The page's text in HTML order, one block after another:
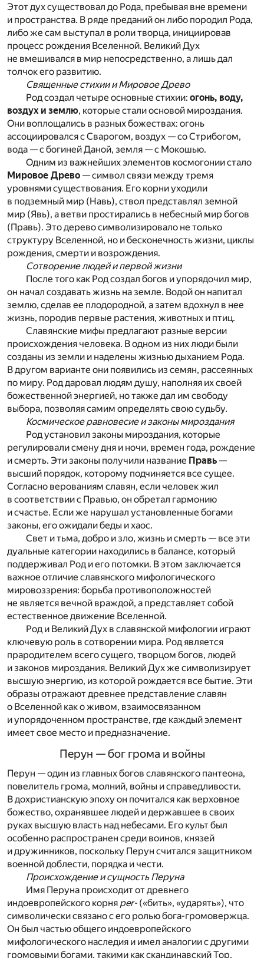
Этот дух существовал до Рода, пребывая вне времени
и пространства. В ряде преданий он либо породил Рода,
либо же сам выступал в роли творца, инициировав
процесс рождения Вселенной. Великий Дух
не вмешивался в мир непосредственно, а лишь дал
толчок его развитию.
Священные стихии и Мировое Древо
Род создал четыре основные стихии: огонь, воду,
воздух и землю, которые стали основой мироздания.
Они воплощались в разных божествах: огонь
ассоциировался с Сварогом, воздух — со Стрибогом,
вода — с богиней Даной, земля — с Мокошью.
Одним из важнейших элементов космогонии стало
Мировое Древо — символ связи между тремя
уровнями существования. Его корни уходили
в подземный мир (Навь), ствол представлял земной
мир (Явь), а ветви простирались в небесный мир богов
(Правь). Это дерево символизировало не только
структуру Вселенной, но и бесконечность жизни, циклы
рождения, смерти и возрождения.
Сотворение людей и первой жизни
После того как Род создал богов и упорядочил мир,
он начал создавать жизнь на земле. Водой он напитал
землю, сделав ее плодородной, а затем вдохнул в нее
жизнь, породив первые растения, животных и птиц.
Славянские мифы предлагают разные версии
происхождения человека. В одном из них люди были
созданы из земли и наделены жизнью дыханием Рода.
В другом варианте они появились из семян, рассеянных
по миру. Род даровал людям душу, наполняя их своей
божественной энергией, но также дал им свободу
выбора, позволяя самим определять свою судьбу.
Космическое равновесие и законы мироздания
Род установил законы мироздания, которые
регулировали смену дня и ночи, времен года, рождение
и смерть. Эти законы получили название Правь —
высший порядок, которому подчиняется все сущее.
Согласно верованиям славян, если человек жил
в соответствии с Правью, он обретал гармонию
и счастье. Если же нарушал установленные богами
законы, его ожидали беды и хаос.
Свет и тьма, добро и зло, жизнь и смерть — все эти
дуальные категории находились в балансе, который
поддерживал Род и его потомки. В этом заключается
важное отличие славянского мифологического
мировоззрения: борьба противоположностей
не является вечной враждой, а представляет собой
естественное движение Вселенной.
Род и Великий Дух в славянской мифологии играют
ключевую роль в сотворении мира. Род является
прародителем всего сущего, творцом богов, людей
и законов мироздания. Великий Дух же символизирует
высшую энергию, из которой рождается все бытие. Эти
образы отражают древнее представление славян
о Вселенной как о живом, взаимосвязанном
и упорядоченном пространстве, где каждый элемент
имеет свое место и предназначение.
Перун — бог грома и войны
Перун — один из главных богов славянского пантеона,
повелитель грома, молний, войны и справедливости.
В дохристианскую эпоху он почитался как верховное
божество, охранявшее людей и державшее в своих
руках высшую власть над небесами. Его культ был
особенно распространен среди воинов, князей
и дружинников, поскольку Перун считался защитником
военной доблести, порядка и чести.
Происхождение и сущность Перуна
Имя Перуна происходит от древнего
индоевропейского корня per- («бить», «ударять»), что
символически связано с его ролью бога-громовержца.
Он был частью общего индоевропейского
мифологического наследия и имел аналогии с другими
громовыми богами, такими как скандинавский Тор,